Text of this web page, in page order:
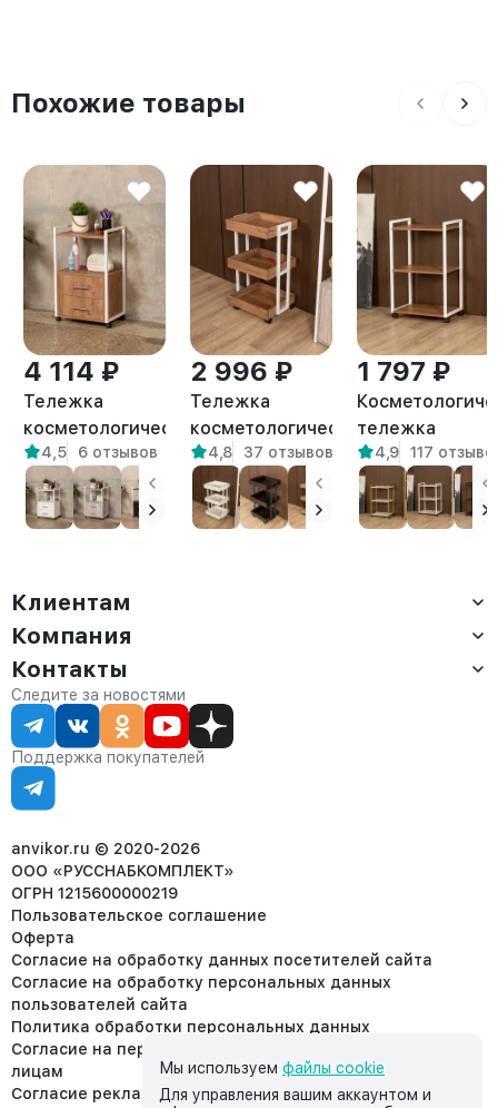
Похожие товары
4 114 ₽
Тележка
косметологическая
Кая белый/
амаретто
4,5 6 отзывов
2 996 ₽
Тележка
косметологическая
на колесиках
Ангара белый/
амаретто
4,8 37 отзывов
1 797 ₽
тележка
трехъярусная
колесиках
белый/
4,9 117
Клиентам
Доставка
Оплата
Сервис
Статус заказа
Статьи
Компания
О компании
Контакты
Партнёрам
Контакты
Отдел продаж:
8 (800) 234-22-62
corp@anvikor.ru
Ежедневно, с 7:00-19:00 (МСК)
Отдел рекламации:
8 (953) 455-25-61
Следите за новостями
Поддержка покупателей
anvikor.ru © 2020-2026
ООО «РУССНАБКОМПЛЕКТ»
ОГРН 1215600000219
Пользовательское соглашение
Оферта
Согласие на обработку данных посетителей сайта
Согласие на обработку персональных данных
пользователей сайта
Политика обработки персональных данных
Согласие на передачу персональных данных третьим
лицам
Согласие реклама
Мы используем файлы cookie
Для управления вашим аккаунтом и